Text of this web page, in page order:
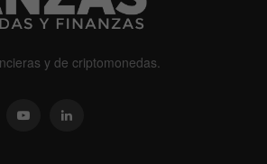
y de criptomonedas.